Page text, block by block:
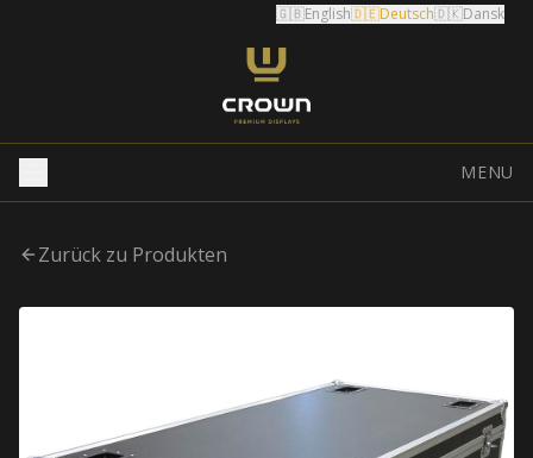
🇬🇧English🇩🇪Deutsch🇩🇰Dansk
MENU
Zurück zu Produkten